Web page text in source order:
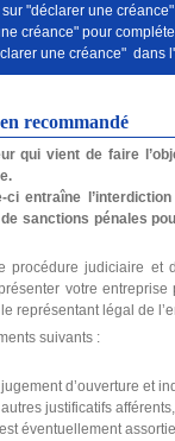
"déclarer une créance"
créance" pour
une créance" dans
recommandé
qui vient de faire
entraîne
sanctions pénales
procédure judiciaire et
votre
représentant légal de
suivants :
d’ouverture et
justificatifs afférents,
éventuellement